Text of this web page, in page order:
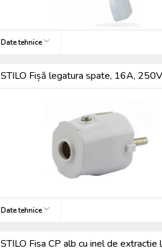
Date tehnice
STILO Fișă legatura spate, 16A,
Date tehnice
STILO Fisa CP alb cu inel de